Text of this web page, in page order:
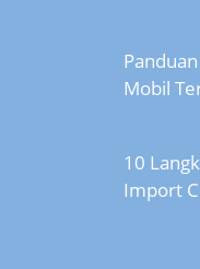
Mobil
10
Import